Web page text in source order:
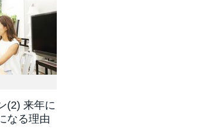
(2) 来年に
なる理由